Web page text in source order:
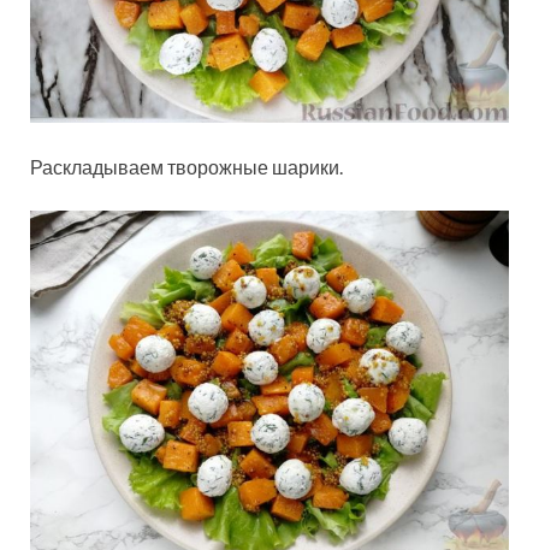
Раскладываем творожные шарики.